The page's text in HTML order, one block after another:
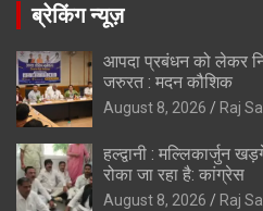
ब्रेकिंग न्यूज़
आपदा प्रबंधन को लेकर
जरुरत : मदन कौशिक
August 8, 2026 Raj
हल्द्वानी : मल्लिकार्जुन
रोका जा रहा है: कांग्रेस
August 8, 2026 Raj